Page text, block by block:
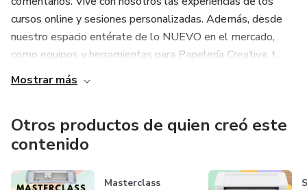
cursos online y sesiones personalizadas. Además, desde
nuestro espacio entérate de lo NUEVO en el mercado,
como equipos y herramientas para Papelería Creativa, t...
Mostrar más
Otros productos de quien creó este
contenido
Masterclass